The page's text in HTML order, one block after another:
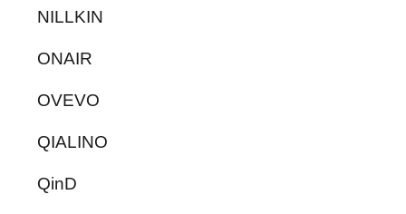
NILLKIN
ONAIR
OVEVO
QIALINO
QinD